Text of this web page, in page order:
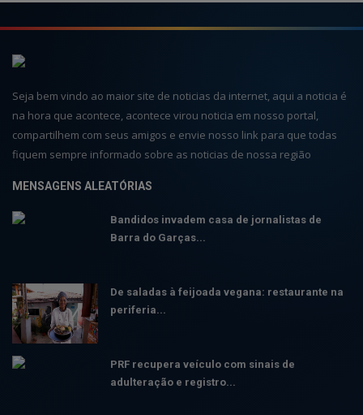
Seja bem vindo ao maior site de noticias da internet, aqui a noticia é
na hora que acontece, acontece virou noticia em nosso portal,
compartilhem com seus amigos e envie nosso link para que todas
fiquem sempre informado sobre as noticias de nossa região
MENSAGENS ALEATÓRIAS
Bandidos invadem casa de jornalistas de
Barra do Garças...
De saladas à feijoada vegana: restaurante na
periferia...
PRF recupera veículo com sinais de
adulteração e registro...